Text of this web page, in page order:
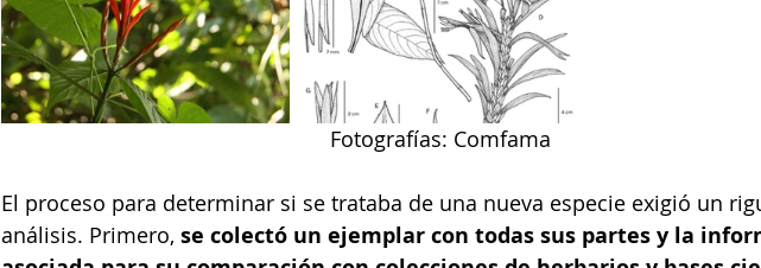
Fotografías: Comfama
El proceso para determinar si se trataba de una nueva especie exigió un
análisis. Primero, se colectó un ejemplar con todas sus partes y la